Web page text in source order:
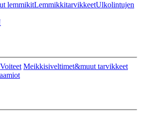
lemmikitLemmikkitarvikkeetUlkolintujen
Voiteet Meikkisiveltimet&muut tarvikkeet